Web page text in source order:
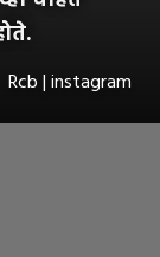
Rcb | instagram